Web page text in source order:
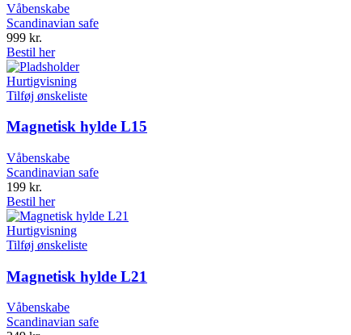
Våbenskabe
Scandinavian safe
999 kr.
Bestil her
Hurtigvisning
Tilføj ønskeliste
Magnetisk hylde L15
Våbenskabe
Scandinavian safe
199 kr.
Bestil her
Hurtigvisning
Tilføj ønskeliste
Magnetisk hylde L21
Våbenskabe
Scandinavian safe